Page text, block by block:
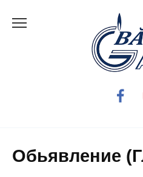
Обьявление